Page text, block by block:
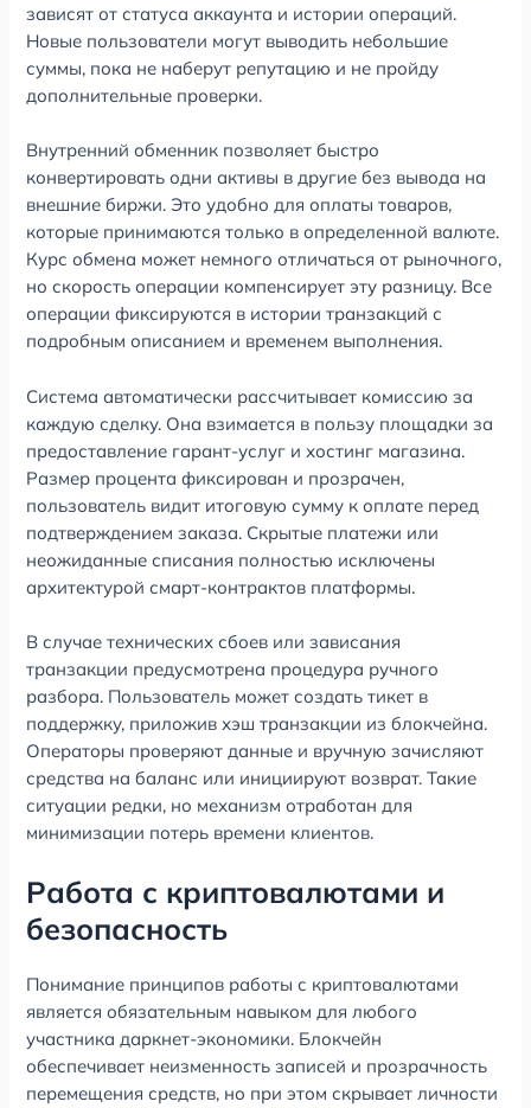
зависят от статуса аккаунта и истории операций.
Новые пользователи могут выводить небольшие
суммы, пока не наберут репутацию и не пройду
дополнительные проверки.
Внутренний обменник позволяет быстро
конвертировать одни активы в другие без вывода на
внешние биржи. Это удобно для оплаты товаров,
которые принимаются только в определенной валюте.
Курс обмена может немного отличаться от рыночного,
но скорость операции компенсирует эту разницу. Все
операции фиксируются в истории транзакций с
подробным описанием и временем выполнения.
Система автоматически рассчитывает комиссию за
каждую сделку. Она взимается в пользу площадки за
предоставление гарант-услуг и хостинг магазина.
Размер процента фиксирован и прозрачен,
пользователь видит итоговую сумму к оплате перед
подтверждением заказа. Скрытые платежи или
неожиданные списания полностью исключены
архитектурой смарт-контрактов платформы.
В случае технических сбоев или зависания
транзакции предусмотрена процедура ручного
разбора. Пользователь может создать тикет в
поддержку, приложив хэш транзакции из блокчейна.
Операторы проверяют данные и вручную зачисляют
средства на баланс или инициируют возврат. Такие
ситуации редки, но механизм отработан для
минимизации потерь времени клиентов.
Работа с криптовалютами и
безопасность
Понимание принципов работы с криптовалютами
является обязательным навыком для любого
участника даркнет-экономики. Блокчейн
обеспечивает неизменность записей и прозрачность
перемещения средств, но при этом скрывает личности